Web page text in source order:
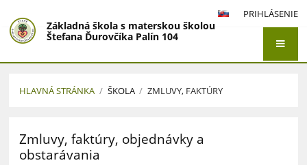
PRIHLÁSENIE
Základná škola s materskou školou
Štefana Ďurovčíka Palín 104
HLAVNÁ STRÁNKA / ŠKOLA / ZMLUVY, FAKTÚRY
faktúry
Zmluvy, faktúry, objednávky a
obstarávania